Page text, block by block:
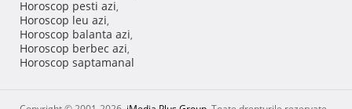
Horoscop pesti azi,
Horoscop leu azi,
Horoscop balanta azi,
Horoscop berbec azi,
Horoscop saptamanal